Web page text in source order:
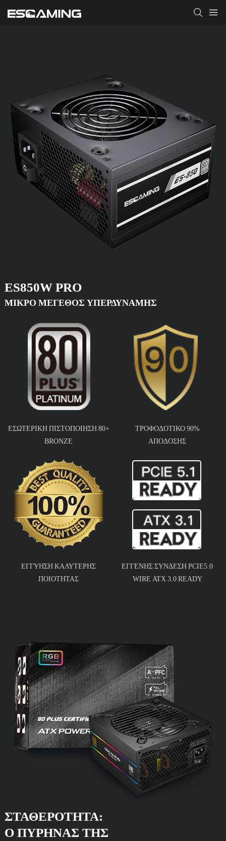
ES850W PRO
ΜΙΚΡΌ ΜΈΓΕΘΟΣ ΥΠΕΡΔΎΝΑΜΗΣ
ΕΣΩΤΕΡΙΚΉ ΠΙΣΤΟΠΟΊΗΣΗ 80+
BRONZE
ΤΡΟΦΟΔΟΤΙΚΌ 90%
ΑΠΌΔΟΣΗΣ
ΕΓΓΎΗΣΗ ΚΑΛΎΤΕΡΗΣ
ΠΟΙΌΤΗΤΑΣ
ΕΓΓΕΝΉΣ ΣΎΝΔΕΣΗ PCIE5.0
WIRE ATX 3.0 READY
ΣΤΑΘΕΡΌΤΗΤΑ:
Ο ΠΥΡΉΝΑΣ ΤΗΣ